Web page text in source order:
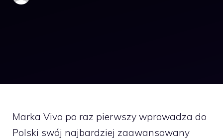
Marka Vivo po raz pierwszy wprowadza do
Polski swój najbardziej zaawansowany